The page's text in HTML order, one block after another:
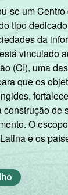
se um
tipo
da
vinculado
(CI), uma
que os
construção de
O
e os